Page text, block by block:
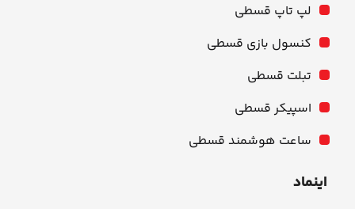
لپ تاپ قسطی
کنسول بازی قسطی
تبلت قسطی
اسپیکر قسطی
ساعت هوشمند قسطی
اینماد